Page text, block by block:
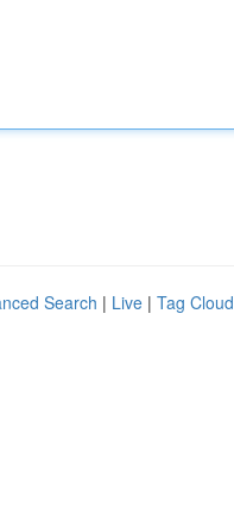
Search | Live | Tag Cloud